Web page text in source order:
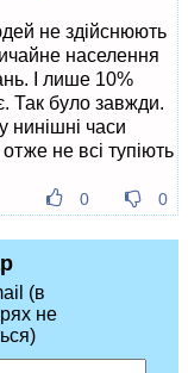
не здійснюють
населення
І лише 10%
Так було завжди.
нинішні часи
не всі тупіють
0 0
(в
не